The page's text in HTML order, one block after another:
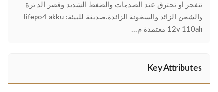
تنفجر أو تحترق عند الصدمات والضغط الشديد وقصر الدائرة
والشحن الزائد والسخونة الزائدة.صديقة للبيئة: lifepo4 akku
12v 110ah معتمدة م...
Key Attributes